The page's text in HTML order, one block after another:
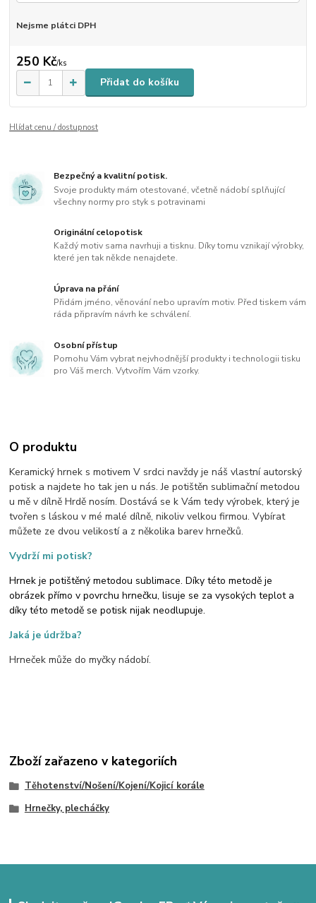
Nejsme plátci DPH
250 Kč/ks
Přidat do košíku
Hlídat cenu / dostupnost
Bezpečný a kvalitní potisk.
Svoje produkty mám otestované, včetně nádobí splňující
všechny normy pro styk s potravinami
Originální celopotisk
Každý motiv sama navrhuji a tisknu. Díky tomu vznikají výrobky,
které jen tak někde nenajdete.
Úprava na přání
Přidám jméno, věnování nebo upravím motiv. Před tiskem vám
ráda připravím návrh ke schválení.
Osobní přístup
Pomohu Vám vybrat nejvhodnější produkty i technologii tisku
pro Váš merch. Vytvořím Vám vzorky.
O produktu
Keramický hrnek s motivem V srdci navždy je náš vlastní autorský
potisk a najdete ho tak jen u nás. Je potištěn sublimační metodou
u mě v dílně Hrdě nosím. Dostává se k Vám tedy výrobek, který je
tvořen s láskou v mé malé dílně, nikoliv velkou firmou. Vybírat
můžete ze dvou velikostí a z několika barev hrnečků.
Vydrží mi potisk?
Hrnek je potištěný metodou sublimace. Díky této metodě je
obrázek přímo v povrchu hrnečku, lisuje se za vysokých teplot a
díky této metodě se potisk nijak neodlupuje.
Jaká je údržba?
Hrneček může do myčky nádobí.
Zboží zařazeno v kategoriích
Těhotenství/Nošení/Kojení/Kojicí korále
Hrnečky, plecháčky